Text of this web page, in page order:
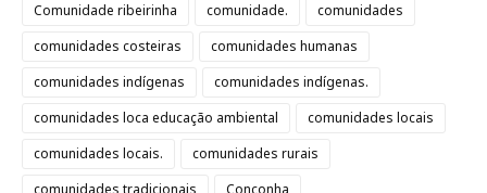
Comunidade ribeirinha
comunidade.
comunidades
comunidades costeiras
comunidades humanas
comunidades indígenas
comunidades indígenas.
comunidades loca educação ambiental
comunidades locais
comunidades locais.
comunidades rurais
comunidades tradicionais
Conconha